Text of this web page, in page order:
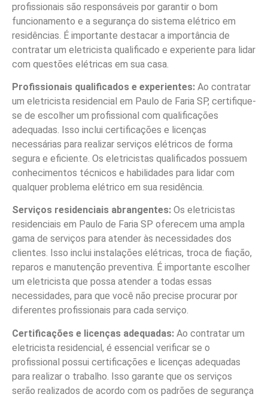
profissionais são responsáveis por garantir o bom
funcionamento e a segurança do sistema elétrico em
residências. É importante destacar a importância de
contratar um eletricista qualificado e experiente para lidar
com questões elétricas em sua casa.
Profissionais qualificados e experientes: Ao contratar
um eletricista residencial em Paulo de Faria SP, certifique-
se de escolher um profissional com qualificações
adequadas. Isso inclui certificações e licenças
necessárias para realizar serviços elétricos de forma
segura e eficiente. Os eletricistas qualificados possuem
conhecimentos técnicos e habilidades para lidar com
qualquer problema elétrico em sua residência.
Serviços residenciais abrangentes: Os eletricistas
residenciais em Paulo de Faria SP oferecem uma ampla
gama de serviços para atender às necessidades dos
clientes. Isso inclui instalações elétricas, troca de fiação,
reparos e manutenção preventiva. É importante escolher
um eletricista que possa atender a todas essas
necessidades, para que você não precise procurar por
diferentes profissionais para cada serviço.
Certificações e licenças adequadas: Ao contratar um
eletricista residencial, é essencial verificar se o
profissional possui certificações e licenças adequadas
para realizar o trabalho. Isso garante que os serviços
serão realizados de acordo com os padrões de segurança